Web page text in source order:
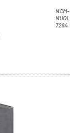
NCM-
7284